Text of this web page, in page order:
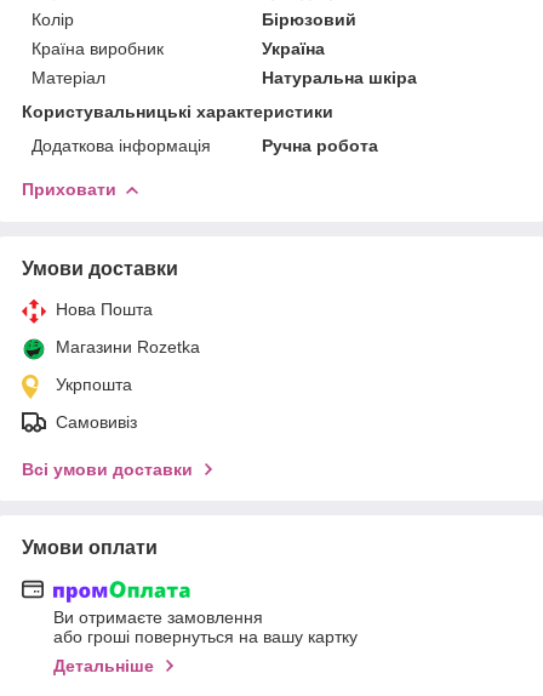
Колір
Бірюзовий
Країна виробник
Україна
Матеріал
Натуральна шкіра
Користувальницькі характеристики
Додаткова інформація
Ручна робота
Приховати
Умови доставки
Нова Пошта
Магазини Rozetka
Укрпошта
Самовивіз
Всі умови доставки
Умови оплати
Ви отримаєте замовлення
або гроші повернуться на вашу картку
Детальніше